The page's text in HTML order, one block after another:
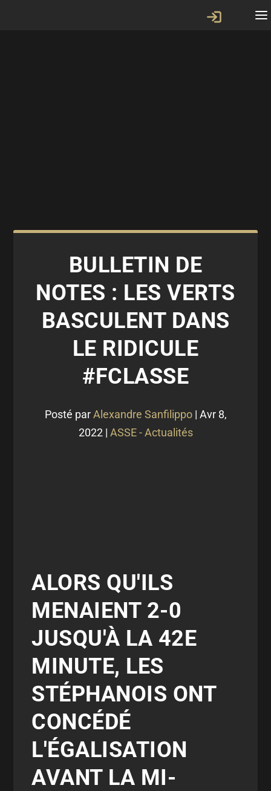
BULLETIN DE
NOTES : LES VERTS
BASCULENT DANS
LE RIDICULE
#FCLASSE
Posté parAlexandre Sanfilippo| Avr 8,
2022| ASSE - Actualités
ALORS QU'ILS
MENAIENT 2-0
JUSQU'À LA 42E
MINUTE, LES
STÉPHANOIS ONT
CONCÉDÉ
L'ÉGALISATION
AVANT LA MI-